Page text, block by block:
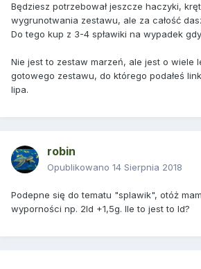
Będziesz potrzebował jeszcze haczyki,
wygrunotwania zestawu, ale za całość
Do tego kup z 3-4 spławiki na wypadek
Nie jest to zestaw marzeń, ale jest o wiele
gotowego zestawu, do którego podałeś
lipa.
robin
Opublikowano 14 Sierpnia 2018
Podepne się do tematu "splawik", otóż
wyporności np. 2ld +1,5g. Ile to jest to ld?